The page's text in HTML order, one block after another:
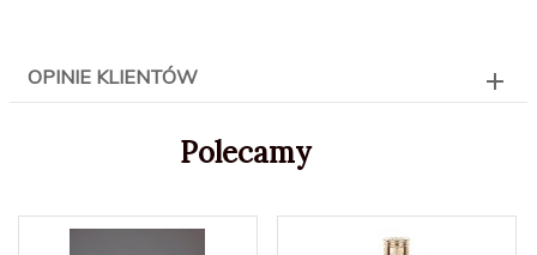
OPINIE KLIENTÓW
Polecamy